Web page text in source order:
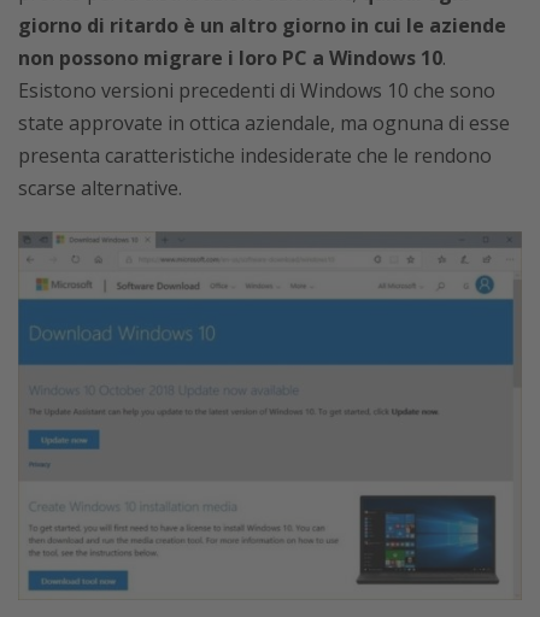
giorno di ritardo è un altro giorno in cui le aziende
non possono migrare i loro PC a Windows 10.
Esistono versioni precedenti di Windows 10 che sono
state approvate in ottica aziendale, ma ognuna di esse
presenta caratteristiche indesiderate che le rendono
scarse alternative.